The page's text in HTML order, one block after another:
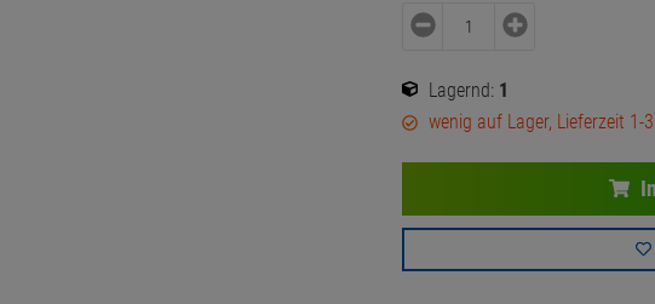
Lagernd: 1
wenig auf Lager, Lieferzeit 1-